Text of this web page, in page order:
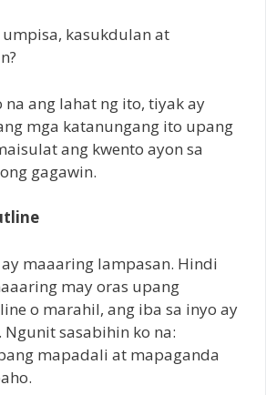
umpisa, kasukdulan at
na ang lahat ng ito, tiyak ay
mga katanungang ito upang
ang kwento ayon sa
gagawin.
maaaring lampasan. Hindi
may oras upang
o marahil, ang iba sa inyo ay
sasabihin ko na:
mapadali at mapaganda